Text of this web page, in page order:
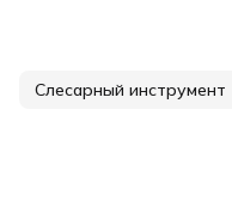
Слесарный инструмент